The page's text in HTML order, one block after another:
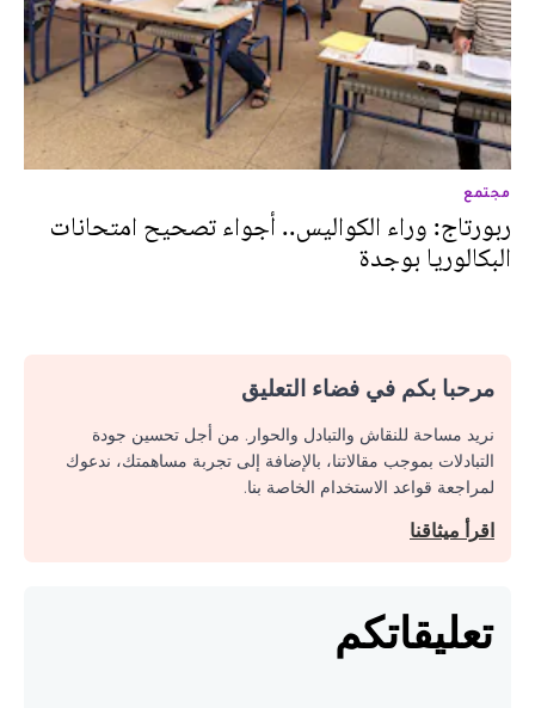
مجتمع
ربورتاج: وراء الكواليس.. أجواء تصحيح امتحانات
البكالوريا بوجدة
مرحبا بكم في فضاء التعليق
نريد مساحة للنقاش والتبادل والحوار. من أجل تحسين جودة
التبادلات بموجب مقالاتنا، بالإضافة إلى تجربة مساهمتك، ندعوك
لمراجعة قواعد الاستخدام الخاصة بنا.
اقرأ ميثاقنا
تعليقاتكم